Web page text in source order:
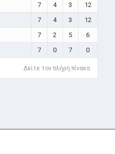
7 4 3
12
7 4 3
12
7 2 5
6
7 0 7 0
Δείτε τον πλήρη πίνακα